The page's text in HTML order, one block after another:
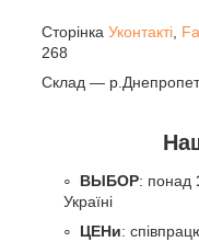
Сторінка Уконтакті
268
Склад —
ВЫБОР: понад
Україні
ЦЕНи: